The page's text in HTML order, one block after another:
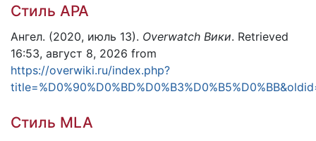
Стиль APA
Ангел. (2020, июль 13). Overwatch Вики. Retrieved
16:53, август 8, 2026 from
https://overwiki.ru/index.php?
Стиль MLA